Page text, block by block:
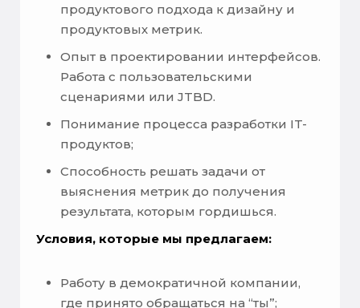
продуктового подхода к дизайну и
продуктовых метрик.
Опыт в проектировании интерфейсов.
Работа с пользовательскими
сценариями или JTBD.
Понимание процесса разработки IT-
продуктов;
Способность решать задачи от
выяснения метрик до получения
результата, которым гордишься.
Условия, которые мы предлагаем:
Работу в демократичной компании,
где принято обращаться на “ты”;